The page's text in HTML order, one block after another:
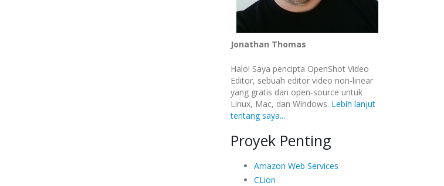
Jonathan Thomas
Halo! Saya pencipta OpenShot Video
Editor, sebuah editor video non-linear
yang gratis dan open-source untuk
Linux, Mac, dan Windows. Lebih lanjut
tentang saya...
Proyek Penting
Amazon Web Services
CLion